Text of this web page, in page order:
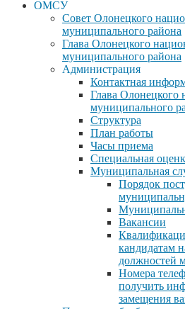
ОМСУ
Совет Олонецкого
муниципального района
Глава Олонецкого
муниципального района
Администрация
Контактная
Глава Олонецкого
муниципального
Структура
План работы
Часы приема
Специальная
Муниципальная
Порядок
Вакансии
кандидатам
должностей
Номера
получить
замещения